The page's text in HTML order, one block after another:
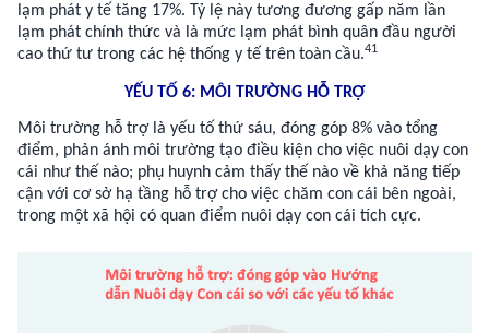
lạm phát y tế tăng 17%. Tỷ lệ này tương đương gấp năm lần
lạm phát chính thức và là mức lạm phát bình quân đầu người
cao thứ tư trong các hệ thống y tế trên toàn cầu.41
YẾU TỐ 6: MÔI TRƯỜNG HỖ TRỢ
Môi trường hỗ trợ là yếu tố thứ sáu, đóng góp 8% vào tổng
điểm, phản ánh môi trường tạo điều kiện cho việc nuôi dạy con
cái như thế nào; phụ huynh cảm thấy thế nào về khả năng tiếp
cận với cơ sở hạ tầng hỗ trợ cho việc chăm con cái bên ngoài,
trong một xã hội có quan điểm nuôi dạy con cái tích cực.